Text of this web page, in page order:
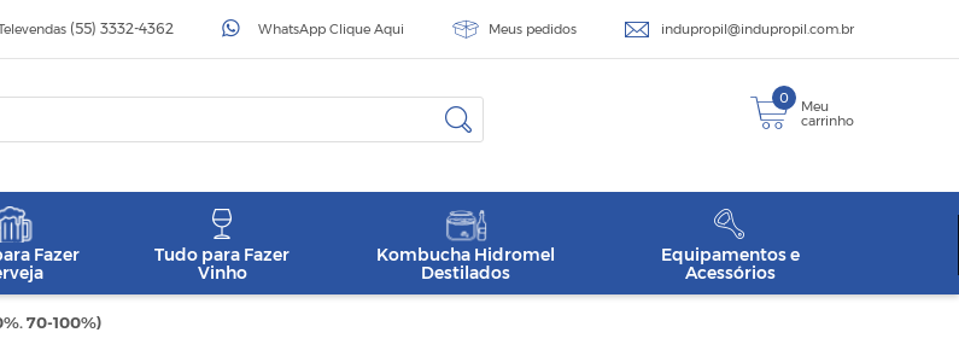
(55) 3332-4362 WhatsApp Clique Aqui Meus pedidos indupropil@indupropil.com.br
0
Meu
carrinho
Fazer
Tudo para Fazer
Vinho
Kombucha Hidromel
Destilados
Equipamentos e
Acessórios
70-100%)